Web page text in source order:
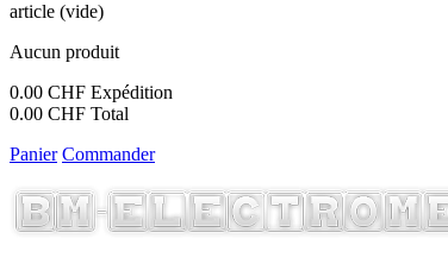
article (vide)
Aucun produit
0.00 CHF Expédition
0.00 CHF Total
Panier Commander